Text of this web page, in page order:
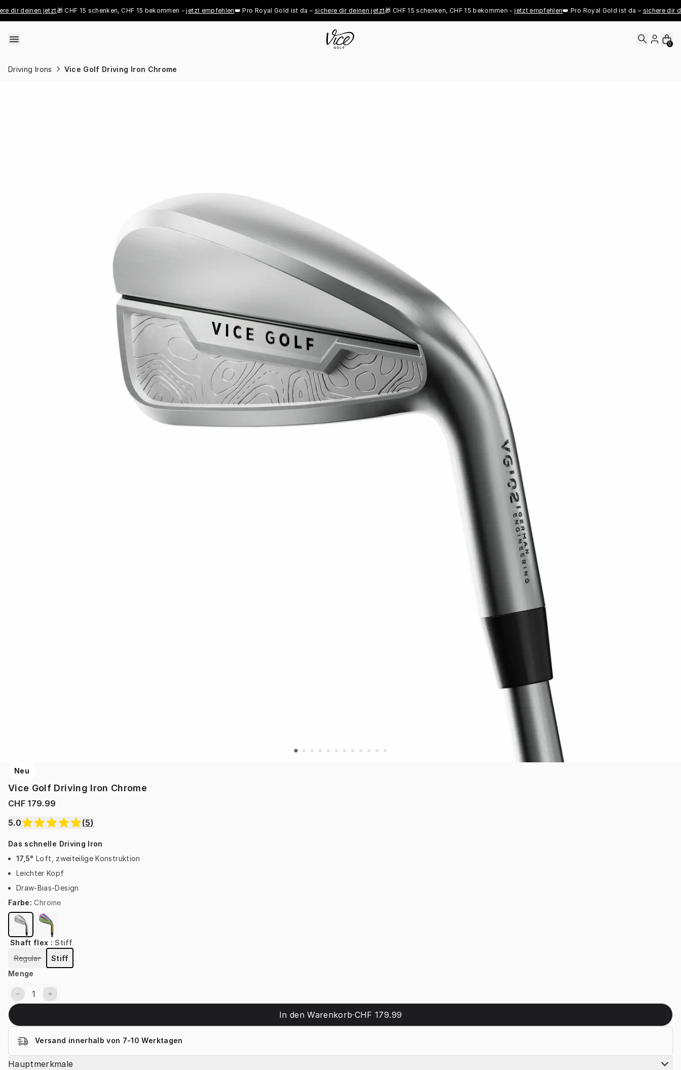
deinen jetzt🎁 CHF 15 schenken, CHF 15 bekommen - jetzt empfehlen👑 Pro Royal Gold ist da – sichere dir deinen jetzt🎁 CHF 15 schenken, CHF 15 bekommen - jetzt empfehlen👑 Pro Royal Gold ist da – sichere dir
0
Driving Irons Vice Golf Driving Iron Chrome
Neu
Vice Golf Driving Iron Chrome
CHF 179.99
5.0
(5)
Das schnelle Driving Iron
17,5° Loft, zweiteilige Konstruktion
Leichter Kopf
Draw-Bias-Design
Farbe: Chrome
Shaft flex :Stiff
Regular
Stiff
Menge
In den Warenkorb·CHF 179.99
Versand innerhalb von 7-10 Werktagen
Hauptmerkmale